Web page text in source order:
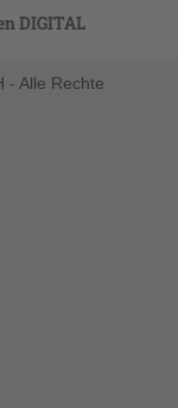
DIGITAL
- Alle Rechte